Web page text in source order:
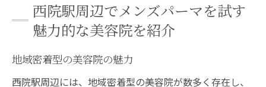
西院駅周辺でメンズパーマを試す
魅力的な美容院を紹介
地域密着型の美容院の魅力
西院駅周辺には、地域密着型の美容院が数多く存在し、